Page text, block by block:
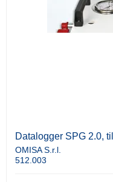
Datalogger SPG 2.0,
OMISA S.r.l.
512.003